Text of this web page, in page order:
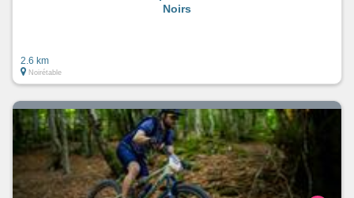
Noirs
2.6 km
Noirétable